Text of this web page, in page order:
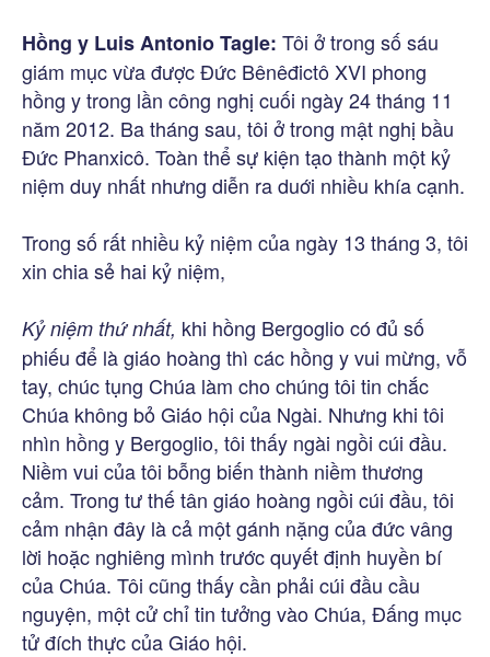
Hồng y Luis Antonio Tagle: Tôi ở trong số sáu
giám mục vừa được Đức Bênêđictô XVI phong
hồng y trong lần công nghị cuối ngày 24 tháng 11
năm 2012. Ba tháng sau, tôi ở trong mật nghị bầu
Đức Phanxicô. Toàn thể sự kiện tạo thành một kỷ
niệm duy nhất nhưng diễn ra duới nhiều khía cạnh.
Trong số rất nhiều kỷ niệm của ngày 13 tháng 3, tôi
xin chia sẻ hai kỷ niệm,
Kỷ niệm thứ nhất, khi hồng Bergoglio có đủ số
phiếu để là giáo hoàng thì các hồng y vui mừng, vỗ
tay, chúc tụng Chúa làm cho chúng tôi tin chắc
Chúa không bỏ Giáo hội của Ngài. Nhưng khi tôi
nhìn hồng y Bergoglio, tôi thấy ngài ngồi cúi đầu.
Niềm vui của tôi bỗng biến thành niềm thương
cảm. Trong tư thế tân giáo hoàng ngồi cúi đầu, tôi
cảm nhận đây là cả một gánh nặng của đức vâng
lời hoặc nghiêng mình trước quyết định huyền bí
của Chúa. Tôi cũng thấy cần phải cúi đầu cầu
nguyện, một cử chỉ tin tưởng vào Chúa, Đấng mục
tử đích thực của Giáo hội.